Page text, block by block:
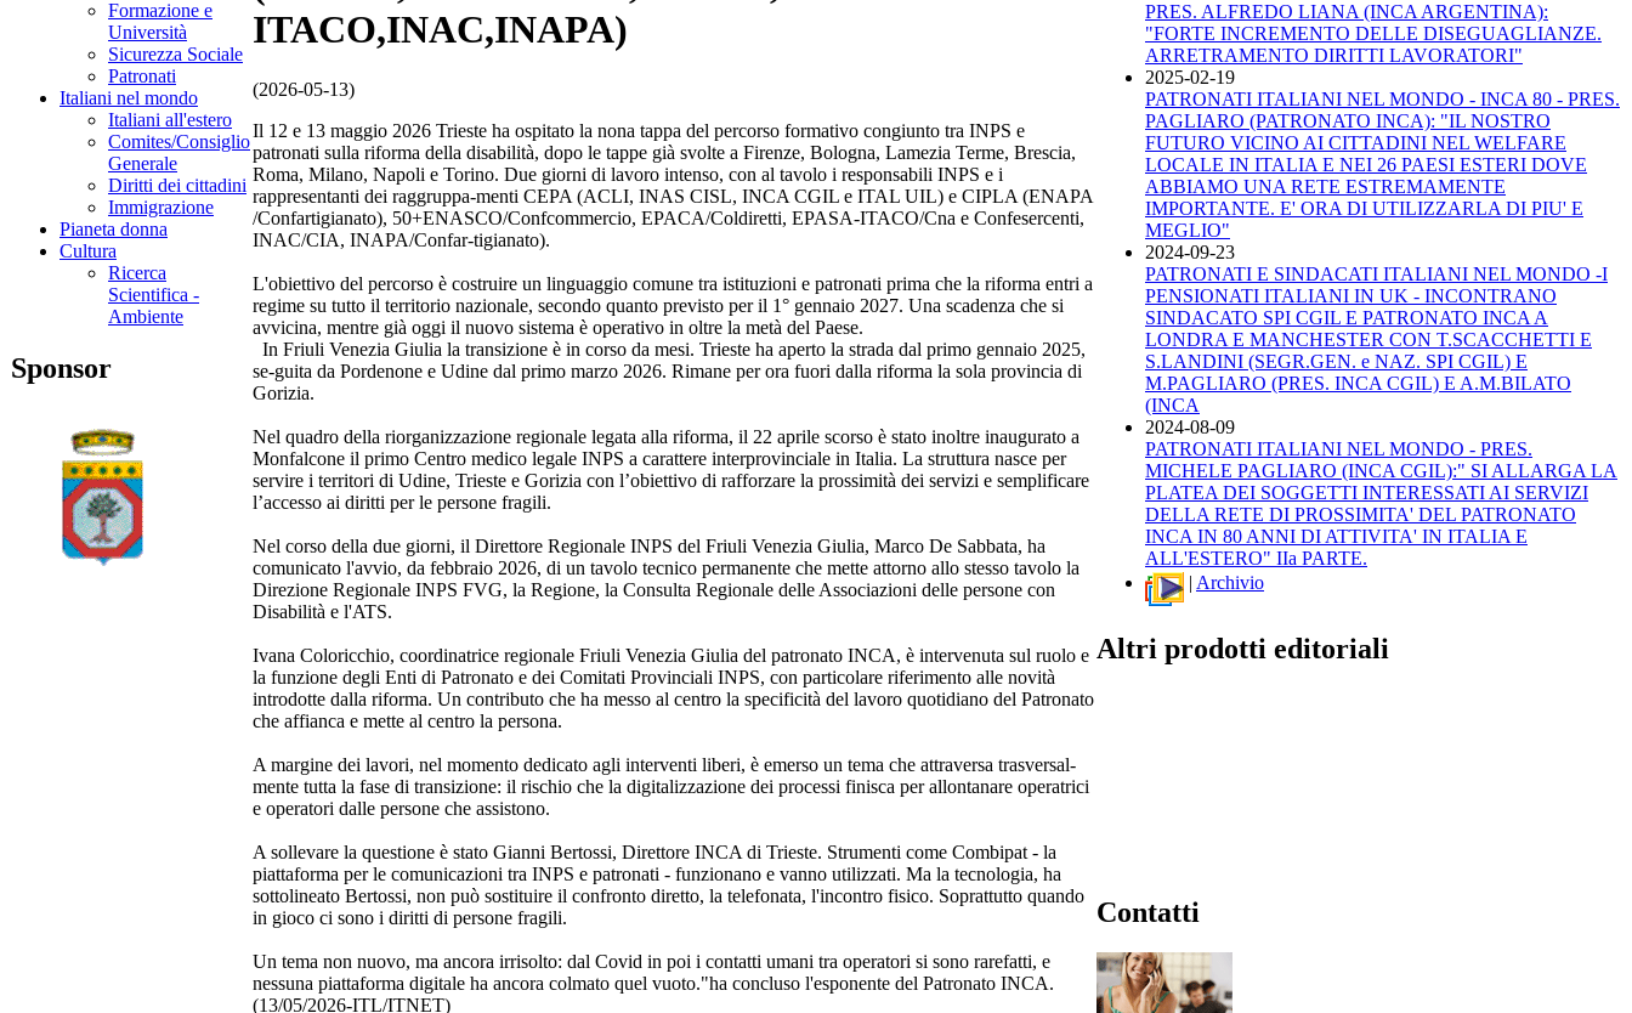
Formazione e
Università
Sicurezza Sociale
Patronati
Italiani nel mondo
Italiani all'estero
Comites/Consiglio
Generale
Diritti dei cittadini
Immigrazione
Pianeta donna
Cultura
Ricerca
Scientifica -
Ambiente
Sponsor
ITACO,INAC,INAPA)
(2026-05-13)
Il 12 e 13 maggio 2026 Trieste ha ospitato la nona tappa del percorso formativo congiunto tra INPS e
patronati sulla riforma della disabilità, dopo le tappe già svolte a Firenze, Bologna, Lamezia Terme, Brescia,
Roma, Milano, Napoli e Torino. Due giorni di lavoro intenso, con al tavolo i responsabili INPS e i
rappresentanti dei raggruppa-menti CEPA (ACLI, INAS CISL, INCA CGIL e ITAL UIL) e CIPLA (ENAPA
/Confartigianato), 50+ENASCO/Confcommercio, EPACA/Coldiretti, EPASA-ITACO/Cna e Confesercenti,
INAC/CIA, INAPA/Confar-tigianato).
L'obiettivo del percorso è costruire un linguaggio comune tra istituzioni e patronati prima che la riforma entri a
regime su tutto il territorio nazionale, secondo quanto previsto per il 1° gennaio 2027. Una scadenza che si
avvicina, mentre già oggi il nuovo sistema è operativo in oltre la metà del Paese.
In Friuli Venezia Giulia la transizione è in corso da mesi. Trieste ha aperto la strada dal primo gennaio 2025,
se-guita da Pordenone e Udine dal primo marzo 2026. Rimane per ora fuori dalla riforma la sola provincia di
Gorizia.
Nel quadro della riorganizzazione regionale legata alla riforma, il 22 aprile scorso è stato inoltre inaugurato a
Monfalcone il primo Centro medico legale INPS a carattere interprovinciale in Italia. La struttura nasce per
servire i territori di Udine, Trieste e Gorizia con l’obiettivo di rafforzare la prossimità dei servizi e semplificare
l’accesso ai diritti per le persone fragili.
Nel corso della due giorni, il Direttore Regionale INPS del Friuli Venezia Giulia, Marco De Sabbata, ha
comunicato l'avvio, da febbraio 2026, di un tavolo tecnico permanente che mette attorno allo stesso tavolo la
Direzione Regionale INPS FVG, la Regione, la Consulta Regionale delle Associazioni delle persone con
Disabilità e l'ATS.
Ivana Coloricchio, coordinatrice regionale Friuli Venezia Giulia del patronato INCA, è intervenuta sul ruolo e
la funzione degli Enti di Patronato e dei Comitati Provinciali INPS, con particolare riferimento alle novità
introdotte dalla riforma. Un contributo che ha messo al centro la specificità del lavoro quotidiano del Patronato
che affianca e mette al centro la persona.
A margine dei lavori, nel momento dedicato agli interventi liberi, è emerso un tema che attraversa trasversal-
mente tutta la fase di transizione: il rischio che la digitalizzazione dei processi finisca per allontanare operatrici
e operatori dalle persone che assistono.
A sollevare la questione è stato Gianni Bertossi, Direttore INCA di Trieste. Strumenti come Combipat - la
piattaforma per le comunicazioni tra INPS e patronati - funzionano e vanno utilizzati. Ma la tecnologia, ha
sottolineato Bertossi, non può sostituire il confronto diretto, la telefonata, l'incontro fisico. Soprattutto quando
in gioco ci sono i diritti di persone fragili.
Un tema non nuovo, ma ancora irrisolto: dal Covid in poi i contatti umani tra operatori si sono rarefatti, e
nessuna piattaforma digitale ha ancora colmato quel vuoto."ha concluso l'esponente del Patronato INCA.
(13/05/2026-ITL/ITNET)
PRES. ALFREDO LIANA (INCA ARGENTINA):
"FORTE INCREMENTO DELLE DISEGUAGLIANZE.
ARRETRAMENTO DIRITTI LAVORATORI"
2025-02-19
PATRONATI ITALIANI NEL MONDO - INCA 80 - PRES.
PAGLIARO (PATRONATO INCA): "IL NOSTRO
FUTURO VICINO AI CITTADINI NEL WELFARE
LOCALE IN ITALIA E NEI 26 PAESI ESTERI DOVE
ABBIAMO UNA RETE ESTREMAMENTE
IMPORTANTE. E' ORA DI UTILIZZARLA DI PIU' E
MEGLIO"
2024-09-23
PATRONATI E SINDACATI ITALIANI NEL MONDO -I
PENSIONATI ITALIANI IN UK - INCONTRANO
SINDACATO SPI CGIL E PATRONATO INCA A
LONDRA E MANCHESTER CON T.SCACCHETTI E
S.LANDINI (SEGR.GEN. e NAZ. SPI CGIL) E
M.PAGLIARO (PRES. INCA CGIL) E A.M.BILATO
(INCA
2024-08-09
PATRONATI ITALIANI NEL MONDO - PRES.
MICHELE PAGLIARO (INCA CGIL):" SI ALLARGA LA
PLATEA DEI SOGGETTI INTERESSATI AI SERVIZI
DELLA RETE DI PROSSIMITA' DEL PATRONATO
INCA IN 80 ANNI DI ATTIVITA' IN ITALIA E
ALL'ESTERO" IIa PARTE.
| Archivio
Altri prodotti editoriali
Contatti